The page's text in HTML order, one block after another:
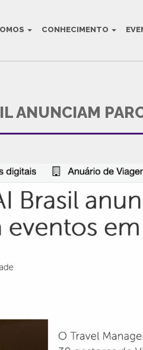
CONHECIMENTO
ANUNCIAM